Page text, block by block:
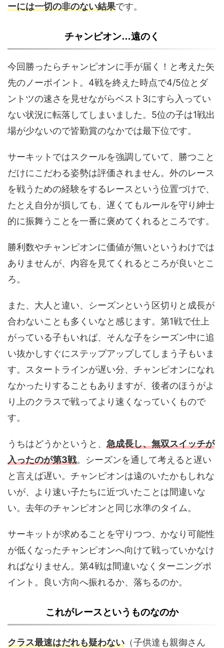
ーには一切の非のない結果です。
チャンピオン…遠のく
今回勝ったらチャンピオンに手が届く！と考えた矢
先のノーポイント。4戦を終えた時点で4/5位とダ
ントツの速さを見せながらベスト3にすら入ってい
ない状況に転落してしまいました。5位の子は1戦出
場が少ないので皆勤賞のなかでは最下位です。
サーキットではスクールを強調していて、勝つこと
だけにこだわる姿勢は評価されません。外のレース
を戦うための経験をするレースという位置づけで、
たとえ自分が損しても、遅くてもルールを守り紳士
的に振舞うことを一番に褒めてくれるところです。
勝利数やチャンピオンに価値が無いというわけでは
ありませんが、内容を見てくれるところが良いとこ
ろ。
また、大人と違い、シーズンという区切りと成長が
合わないことも多くいなと感じます。第1戦で仕上
がっている子もいれば、そんな子をシーズン中に追
い抜かしすぐにステップアップしてしまう子もいま
す。スタートラインが遅い分、チャンピオンになれ
なかったりすることもありますが、後者のほうがよ
り上のクラスで戦ってより速くなっていくもので
す。
うちはどうかというと、 急成長し、無双スイッチが
入ったのが第3戦。シーズンを通して考えると遅い
と言えば遅い。チャンピオンは遠のいたかもしれな
いが、より速い子たちに近づいたことは間違いな
い。去年のチャンピオンと同じ水準のタイム。
サーキットが求めることを守りつつ、かなり可能性
が低くなったチャンピオンへ向けて戦っていかなけ
ればなりません。第4戦は間違いなくターニングポ
イント。良い方向へ振れるか、落ちるのか。
これがレースというものなのか
クラス最速はだれも疑わない （子供達も親御さん